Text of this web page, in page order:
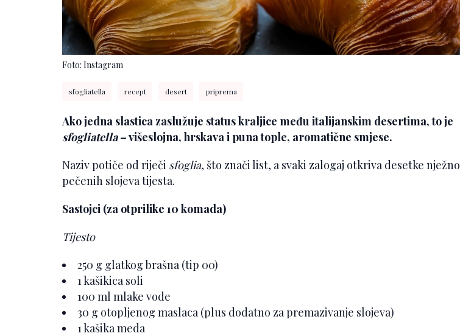
Foto: Instagram
sfogliatella recept desert priprema
Ako jedna slastica zaslužuje status kraljice među italijanskim desertima, to je
sfogliatella– višeslojna, hrskava i puna tople, aromatične smjese.
Naziv potiče od riječi sfoglia, što znači list, a svaki zalogaj otkriva desetke nježno
pečenih slojeva tijesta.
Sastojci (za otprilike 10 komada)
Tijesto
250 g glatkog brašna (tip 00)
1 kašikica soli
100 ml mlake vode
30 g otopljenog maslaca (plus dodatno za premazivanje slojeva)
1 kašika meda